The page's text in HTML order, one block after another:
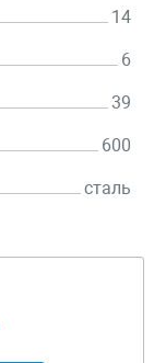
14
6
39
600
сталь